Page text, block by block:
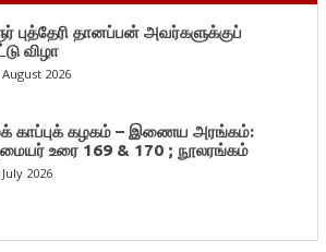
புத்தேரி தானப்பன் அவர்களுக்குப்
விழா
August 2026
காப்புக் கழகம் – இணைய அரங்கம்:
உரை 169 & 170 ; நூலரங்கம்
July 2026